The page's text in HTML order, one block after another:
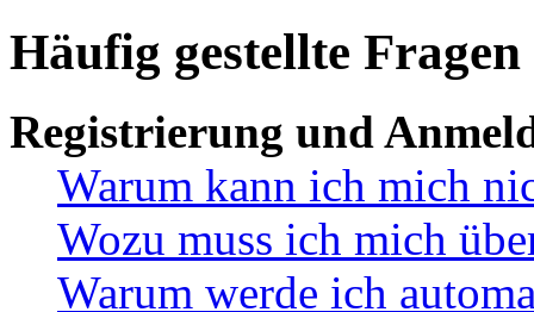
Häufig gestellte Fragen
Registrierung und
Warum kann ich mich
Wozu muss ich mich
Warum werde ich